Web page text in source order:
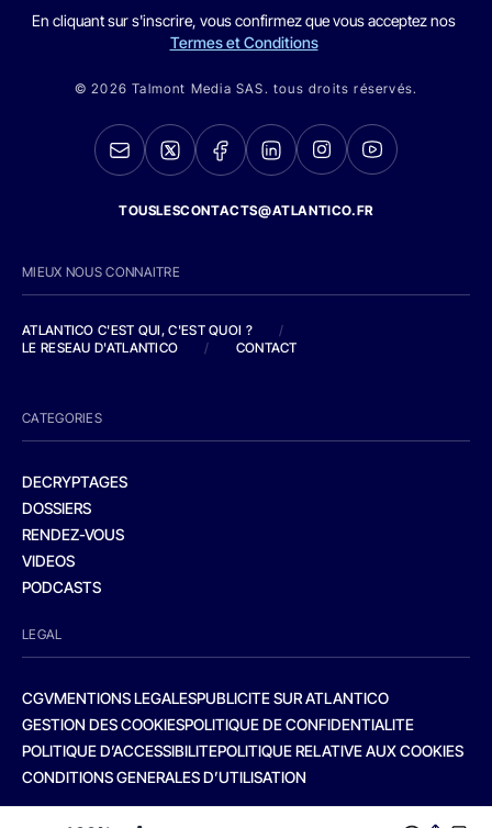
En cliquant sur s'inscrire, vous confirmez que vous acceptez nos
Termes et Conditions
© 2026 Talmont Media SAS. tous droits réservés.
TOUSLESCONTACTS@ATLANTICO.FR
MIEUX NOUS CONNAITRE
ATLANTICO C'EST QUI, C'EST QUOI ?
/
LE RESEAU D'ATLANTICO
/ CONTACT
CATEGORIES
DECRYPTAGES
DOSSIERS
RENDEZ-VOUS
VIDEOS
PODCASTS
LEGAL
CGVMENTIONS LEGALESPUBLICITE SUR ATLANTICO
GESTION DES COOKIESPOLITIQUE DE CONFIDENTIALITE
POLITIQUE D’ACCESSIBILITEPOLITIQUE RELATIVE AUX COOKIES
CONDITIONS GENERALES D’UTILISATION